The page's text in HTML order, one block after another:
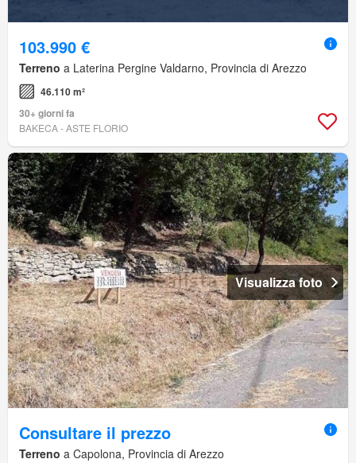
103.990 €
Terreno a Laterina Pergine Valdarno, Provincia di Arezzo
46.110 m²
30+ giorni fa
BAKECA - ASTE FLORIO
Visualizza foto
Consultare il prezzo
Terreno a Capolona, Provincia di Arezzo